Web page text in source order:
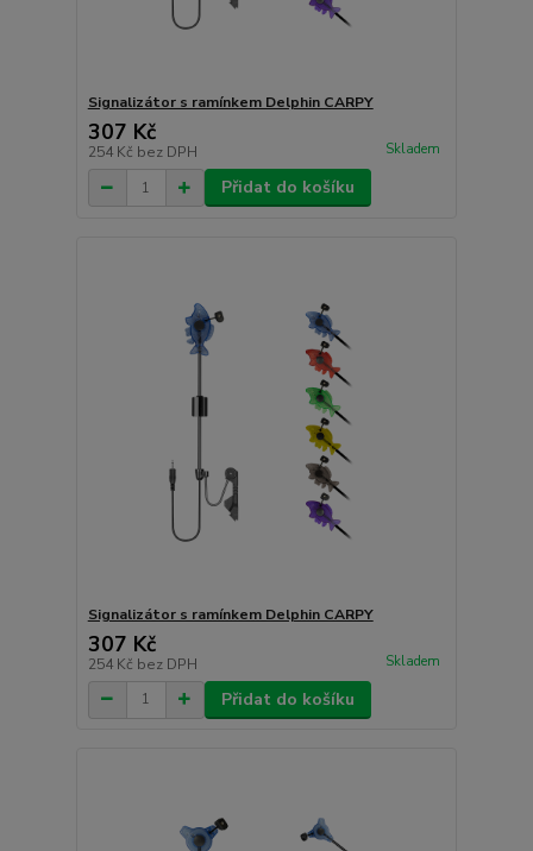
Signalizátor s ramínkem Delphin CARPY
307 Kč
254 Kč bez DPH Skladem
Přidat do košíku
Signalizátor s ramínkem Delphin CARPY
307 Kč
254 Kč bez DPH Skladem
Přidat do košíku